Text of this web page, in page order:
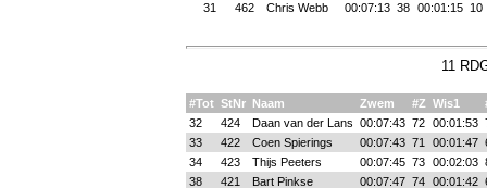
31
462 Chris Webb 00:07:13 38 00:01:15 10
11
#Tot StNr Naam Zwem #Z Wis1
32
424 Daan van der Lans 00:07:43 72 00:01:53
33
422 Coen Spierings 00:07:43 71 00:01:47
34
423 Thijs Peeters 00:07:45 73 00:02:03
38
421 Bart Pinkse 00:07:47 74 00:01:42